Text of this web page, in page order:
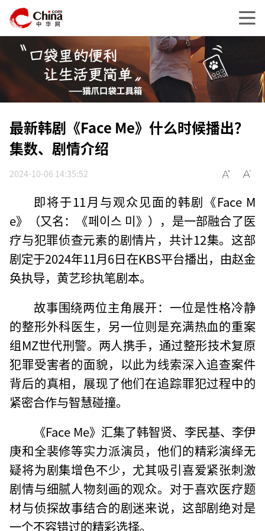
最新韩剧《Face Me》什么时候播出？
集数、剧情介绍
2024-10-06 14:35:52
即将于11月与观众见面的韩剧《Face M
e》（又名：《페이스 미》），是一部融合了医
疗与犯罪侦查元素的剧情片，共计12集。这部
剧定于2024年11月6日在KBS平台播出，由赵金
奂执导，黄艺珍执笔剧本。
故事围绕两位主角展开：一位是性格冷静
的整形外科医生，另一位则是充满热血的重案
组MZ世代刑警。两人携手，通过整形技术复原
犯罪受害者的面貌，以此为线索深入追查案件
背后的真相，展现了他们在追踪罪犯过程中的
紧密合作与智慧碰撞。
《Face Me》汇集了韩智贤、李民基、李伊
庚和全裴修等实力派演员，他们的精彩演绎无
疑将为剧集增色不少，尤其吸引喜爱紧张刺激
剧情与细腻人物刻画的观众。对于喜欢医疗题
材与侦探故事结合的剧迷来说，这部剧绝对是
一个不容错过的精彩选择。